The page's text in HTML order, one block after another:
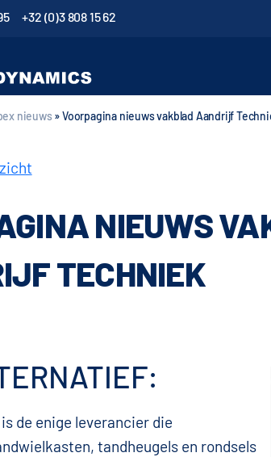
+32 (0)3 808 15 62
nieuws »Voorpagina nieuws vakblad Aandrijf
NIEUWS
TECHNIEK
de enige leverancier die
tandheugels en rondsels